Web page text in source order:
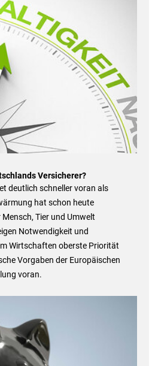
Versicherer?
deutlich schneller voran als
hat schon heute
Tier und Umwelt
Notwendigkeit und
Wirtschaften oberste Priorität
Vorgaben der Europäischen
voran.